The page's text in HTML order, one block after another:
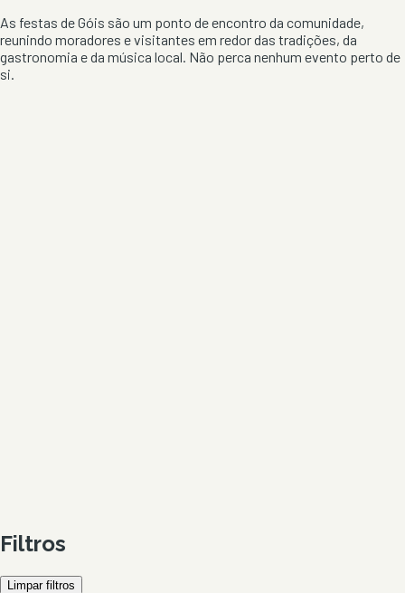
As festas deGóis são um ponto de encontro da comunidade,
reunindo moradores e visitantes em redor das tradições, da
gastronomia e da música local. Não perca nenhum evento perto de
si.
Filtros
Limpar filtros